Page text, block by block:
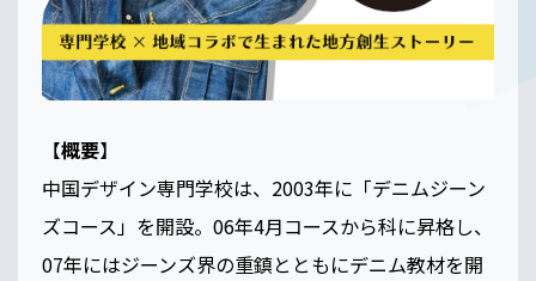
【概要】
中国デザイン専門学校は、2003年に「デニムジーン
ズコース」を開設。06年4月コースから科に昇格し、
07年にはジーンズ界の重鎮とともにデニム教材を開